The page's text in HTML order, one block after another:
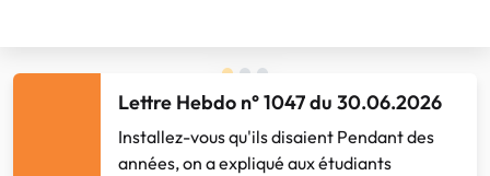
Lettre Hebdo n° 1047 du 30.06.2026
Installez-vous qu'ils disaient Pendant des
années, on a expliqué aux étudiants